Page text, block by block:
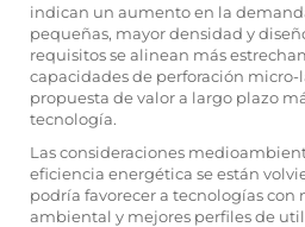
indican un aumento en la
pequeñas, mayor densidad y
requisitos se alinean más
capacidades de perforación micro-
propuesta de valor a largo plazo
tecnología.
Las consideraciones
eficiencia energética se están
podría favorecer a tecnologías
ambiental y mejores perfiles de